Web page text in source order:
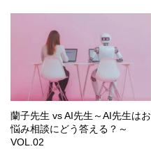
蘭子先生 vs AI先生～AI先生はお
悩み相談にどう答える？～
VOL.02